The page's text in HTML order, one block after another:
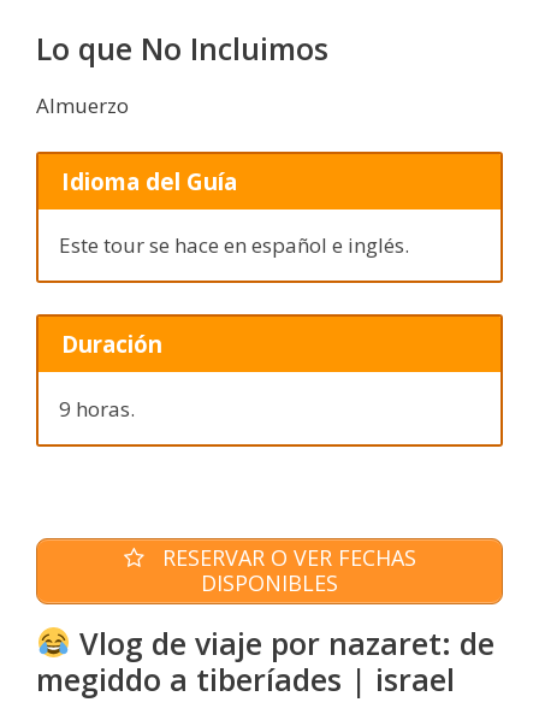
Lo que No Incluimos
Almuerzo
Idioma del Guía
Este tour se hace en español e inglés.
Duración
9 horas.
RESERVAR O VER FECHAS
DISPONIBLES
Vlog de viaje por nazaret: de
megiddo a tiberíades | israel